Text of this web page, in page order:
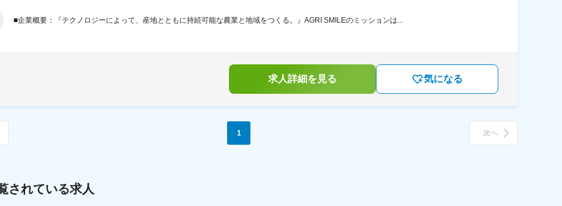
■企業概要：『テクノロジーによって、産地とともに持続可能な農業と地域をつくる。』AGRI SMILEのミッションは...
求人詳細を見る 気になる
1 次へ
されている求人